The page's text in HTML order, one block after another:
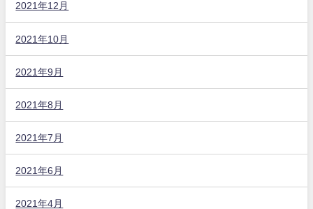
2021年12月
2021年10月
2021年9月
2021年8月
2021年7月
2021年6月
2021年4月